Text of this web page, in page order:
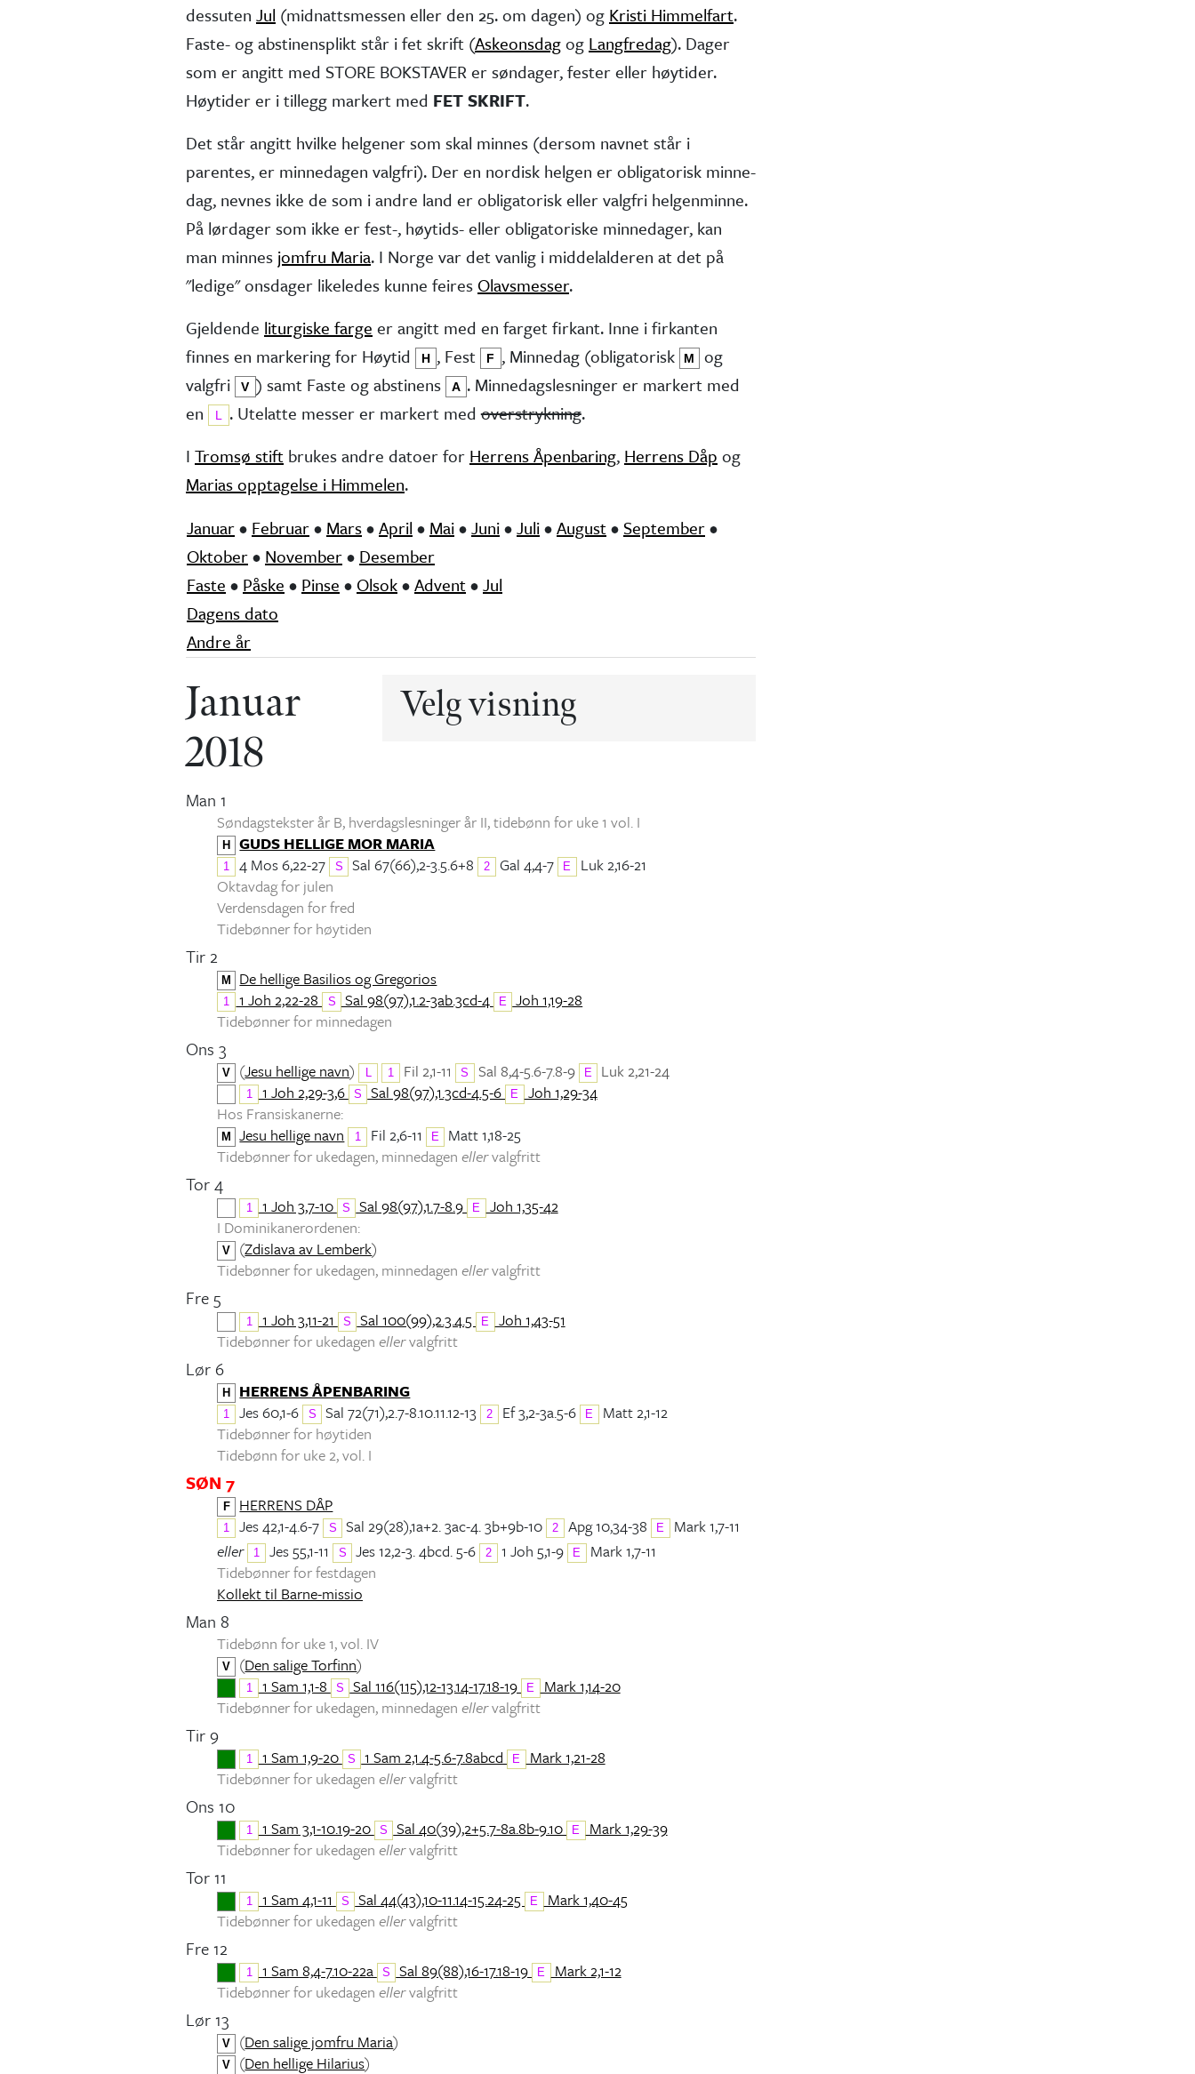
dessuten Jul (midnatts­messen eller den 25. om dagen) og Kristi Himmelfart.
Faste- og abstinens­plikt står i fet skrift (Askeonsdagog Langfredag). Dager
som er angitt med STORE BOKSTAVER er søndager, fester eller høytider.
Høytider er i tillegg markert med FET SKRIFT.
Det står angitt hvilke helgener som skal minnes (dersom navnet står i
parentes, er minne­dagen valgfri). Der en nordisk helgen er obliga­torisk minne­
dag, nevnes ikke de som i andre land er obliga­torisk eller valgfri helgen­minne.
På lørdager som ikke er fest-, høytids- eller obliga­toriske minne­dager, kan
man minnes jomfru Maria. I Norge var det vanlig i middel­alderen at det på
"ledige" onsdager like­ledes kunne feires Olavsmesser.
Gjeldende liturgiske farge er angitt med en farget firkant. Inne i firkanten
finnes en markering for Høytid
H , Fest F , Minne­dag (obliga­torisk M
og
valg­fri
V ) samt Faste og abstinens A . Minnedags­lesninger er markert med
en
L . Utelatte messer er markert medoverstrykning.
I Tromsø stift brukes andre datoer for Herrens Åpenbaring, Herrens Dåp og
Marias opptagelse i Himmelen.
Januar• Februar• Mars•April • Mai•Juni•Juli•August• September•
Oktober• November• Desember
Faste • Påske • Pinse • Olsok•Advent•Jul
Dagens dato
Andre år
Velg visning
Januar
2018
Man 1
Søndagstekster år B, hverdagslesninger år II, tidebønn for uke 1 vol. I
H GUDS HELLIGE MOR MARIA
1 4 Mos 6,22-27 S Sal 67(66),2-3.5.6+8 2 Gal 4,4-7 E
Luk 2,16-21
Oktavdag for julen
Verdensdagen for fred
Tidebønner for høytiden
Tir 2
M De hellige Basilios og Gregorios
1 1 Joh 2,22-28 S Sal 98(97),1.2-3ab.3cd-4 E
Joh 1,19-28
Tidebønner for minnedagen
Ons 3
V (Jesu hellige navn) L 1 Fil 2,1-11 S Sal 8,4-5.6-7.8-9 E Luk 2,21-24
1 1 Joh 2,29-3,6 S Sal 98(97),1.3cd-4.5-6 E
Joh 1,29-34
Hos Fransiskanerne:
M Jesu hellige navn 1 Fil 2,6-11 E
Matt 1,18-25
Tidebønner for ukedagen, minnedagen ellervalgfritt
Tor 4
1 1 Joh 3,7-10 S Sal 98(97),1.7-8.9 E
Joh 1,35-42
I Dominikanerordenen:
V (Zdislava av Lemberk)
Tidebønner for ukedagen, minnedagen ellervalgfritt
Fre 5
1 1 Joh 3,11-21 S Sal 100(99),2.3.4.5 E
Joh 1,43-51
Tidebønner for ukedagen ellervalgfritt
Lør 6
H HERRENS ÅPENBARING
1 Jes 60,1-6 S Sal 72(71),2.7-8.10.11.12-13 2 Ef 3,2-3a.5-6 E
Matt 2,1-12
Tidebønner for høytiden
Tidebønn for uke 2, vol. I
SØN 7
F HERRENS DÅP
1 Jes 42,1-4.6-7 S Sal 29(28),1a+2. 3ac-4. 3b+9b-10 2 Apg 10,34-38 E
Mark 1,7-11
eller
1 Jes 55,1-11 S Jes 12,2-3. 4bcd. 5-6 2 1 Joh 5,1-9 E
Mark 1,7-11
Tidebønner for festdagen
Kollekt til Barne-missio
Man 8
Tidebønn for uke 1, vol. IV
V (Den salige Torfinn)
1 1 Sam 1,1-8 S Sal 116(115),12-13.14-17.18-19 E
Mark 1,14-20
Tidebønner for ukedagen, minnedagen ellervalgfritt
Tir 9
1 1 Sam 1,9-20 S 1 Sam 2,1.4-5.6-7.8abcd E
Mark 1,21-28
Tidebønner for ukedagen ellervalgfritt
Ons 10
1 1 Sam 3,1-10.19-20 S Sal 40(39),2+5.7-8a.8b-9.10 E
Mark 1,29-39
Tidebønner for ukedagen ellervalgfritt
Tor 11
1 1 Sam 4,1-11 S Sal 44(43),10-11.14-15.24-25 E
Mark 1,40-45
Tidebønner for ukedagen ellervalgfritt
Fre 12
1 1 Sam 8,4-7.10-22a S Sal 89(88),16-17.18-19 E
Mark 2,1-12
Tidebønner for ukedagen ellervalgfritt
Lør 13
V (Den salige jomfru Maria)
V (Den hellige Hilarius)